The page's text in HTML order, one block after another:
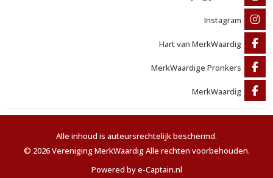
Instagram
Hart van MerkWaardig
MerkWaardige Pronkers
MerkWaardig
Alle inhoud is auteursrechtelijk beschermd.
© 2026 Vereniging MerkWaardig Alle rechten voorbehouden.
Powered by e-Captain.nl